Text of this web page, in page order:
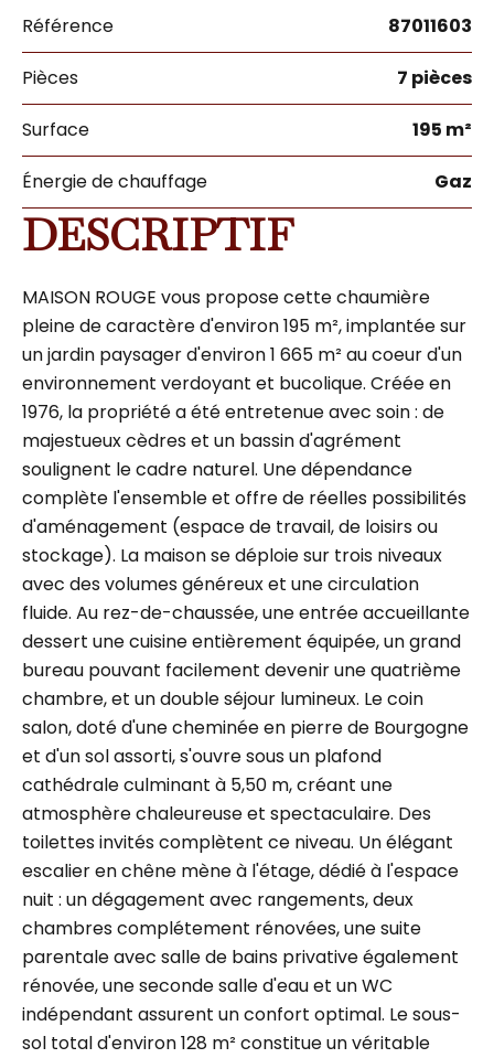
Référence 87011603
Pièces 7 pièces
Surface 195 m²
Énergie de chauffage Gaz
DESCRIPTIF
MAISON ROUGE vous propose cette chaumière
pleine de caractère d'environ 195 m², implantée sur
un jardin paysager d'environ 1 665 m² au coeur d'un
environnement verdoyant et bucolique. Créée en
1976, la propriété a été entretenue avec soin : de
majestueux cèdres et un bassin d'agrément
soulignent le cadre naturel. Une dépendance
complète l'ensemble et offre de réelles possibilités
d'aménagement (espace de travail, de loisirs ou
stockage). La maison se déploie sur trois niveaux
avec des volumes généreux et une circulation
fluide. Au rez-de-chaussée, une entrée accueillante
dessert une cuisine entièrement équipée, un grand
bureau pouvant facilement devenir une quatrième
chambre, et un double séjour lumineux. Le coin
salon, doté d'une cheminée en pierre de Bourgogne
et d'un sol assorti, s'ouvre sous un plafond
cathédrale culminant à 5,50 m, créant une
atmosphère chaleureuse et spectaculaire. Des
toilettes invités complètent ce niveau. Un élégant
escalier en chêne mène à l'étage, dédié à l'espace
nuit : un dégagement avec rangements, deux
chambres complétement rénovées, une suite
parentale avec salle de bains privative également
rénovée, une seconde salle d'eau et un WC
indépendant assurent un confort optimal. Le sous-
sol total d'environ 128 m² constitue un véritable